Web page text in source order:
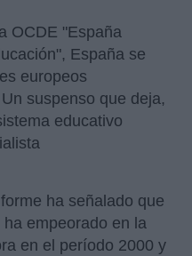
OCDE "España
España se
europeos
suspenso que deja,
educativo
ha señalado que
empeorado en la
en el período 2000 y